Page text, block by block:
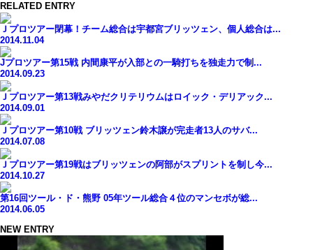
RELATED ENTRY
Ｊプロツアー閉幕！チーム総合は宇都宮ブリッツェン、個人総合は...
2014.11.04
Jプロツアー第15戦 内間康平が入部との一騎打ちを独走力で制...
2014.09.23
Ｊプロツアー第13戦みやだクリテリウムはロイック・デリアック...
2014.09.01
Ｊプロツアー第10戦 ブリッツェン鈴木譲が完走者13人のサバ...
2014.07.08
Ｊプロツアー第19戦はブリッツェンの阿部がスプリントを制し今...
2014.10.27
第16回ツール・ド・熊野 05年ツール総合４位のマンセボが総...
2014.06.05
NEW ENTRY